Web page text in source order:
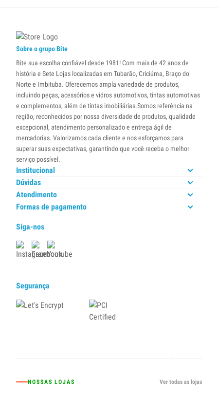
Sobre o grupo Bite
Bite sua escolha confiável desde 1981! Com mais de 42 anos de
história e Sete Lojas localizadas em Tubarão, Criciúma, Braço do
Norte e Imbituba. Oferecemos ampla variedade de produtos,
incluindo peças, acessórios e vidros automotivos, tintas automotivas
e complementos, além de tintas imobiliárias.Somos referência na
região, reconhecidos por nossa diversidade de produtos, qualidade
excepcional, atendimento personalizado e entrega ágil de
mercadorias. Valorizamos cada cliente e nos esforçamos para
superar suas expectativas, garantindo que você receba o melhor
serviço possível.
Institucional
Dúvidas
Atendimento
Formas de pagamento
Siga-nos
Segurança
NOSSAS LOJAS Ver todas as lojas